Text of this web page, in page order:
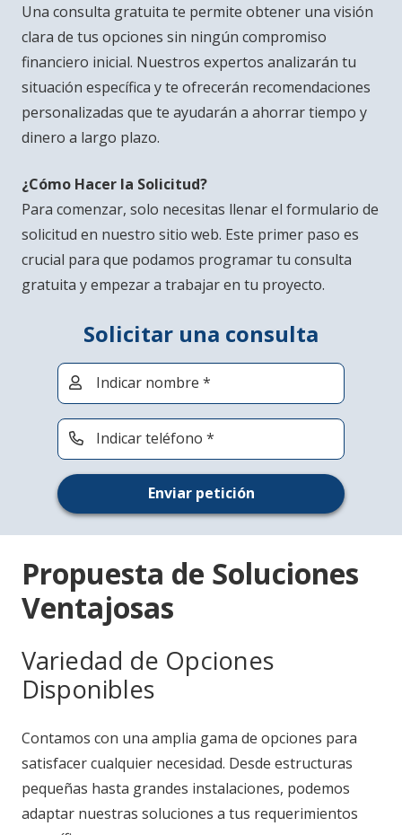
Una consulta gratuita te permite obtener una visión
clara de tus opciones sin ningún compromiso
financiero inicial. Nuestros expertos analizarán tu
situación específica y te ofrecerán recomendaciones
personalizadas que te ayudarán a ahorrar tiempo y
dinero a largo plazo.
¿Cómo Hacer la Solicitud?
Para comenzar, solo necesitas llenar el formulario de
solicitud en nuestro sitio web. Este primer paso es
crucial para que podamos programar tu consulta
gratuita y empezar a trabajar en tu proyecto.
Solicitar una consulta
Indicar nombre *
Indicar teléfono *
Enviar petición
Propuesta de Soluciones
Ventajosas
Variedad de Opciones
Disponibles
Contamos con una amplia gama de opciones para
satisfacer cualquier necesidad. Desde estructuras
pequeñas hasta grandes instalaciones, podemos
adaptar nuestras soluciones a tus requerimientos